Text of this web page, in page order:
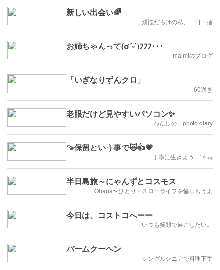
新しい出会い🌈
煩悩だらけの私、一日一捨
お姉ちゃんって(σ´֊`)ﾌﾌﾌ･･･
maimiのブログ
「いぎなりずんクロ」
60過ぎ
老眼だけど見やすいパソコン✨
わたしの photo diary
🍠保留という事で🙀👍💗
丁寧に生きよう…˚✧₊⁎
半日島旅～にゃんずとコスモス
Ohana〜ひとり・スローライフを愉しもうよ
今日は、コストコへーー
いつも笑顔で過ごしたい。
バームクーヘン
シングルシニアで料理下手